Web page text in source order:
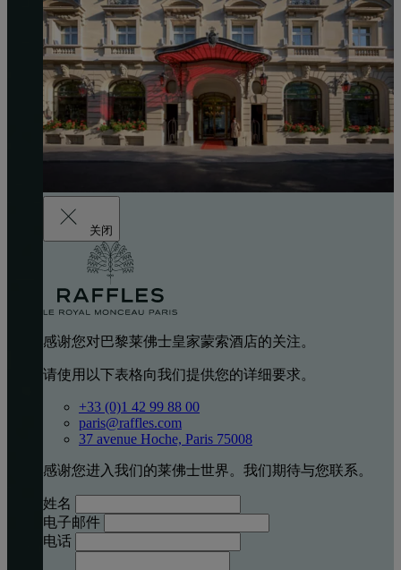
关闭
感谢您对巴黎莱佛士皇家蒙索酒店的关注。
请使用以下表格向我们提供您的详细要求。
+33 (0)1 42 99 88 00
paris@raffles.com
37 avenue Hoche, Paris 75008
感谢您进入我们的莱佛士世界。我们期待与您联系。
姓名
电子邮件
电话